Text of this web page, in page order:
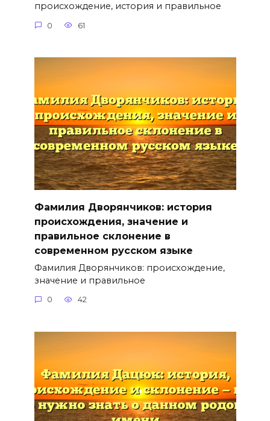
происхождение, история и правильное
0 61
Фамилия Дворянчиков: история
происхождения, значение и
правильное склонение в
современном русском языке
Фамилия Дворянчиков: происхождение,
значение и правильное
0 42